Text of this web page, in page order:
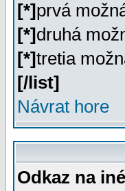
[*] prvá
[*] druhá
[*]tretia
[/list]
Návrat hore
Odkaz na